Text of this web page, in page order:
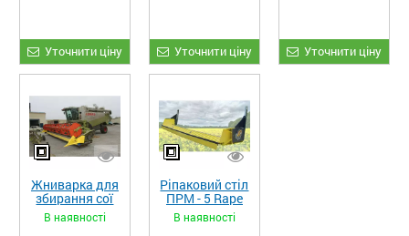
Уточнити ціну Уточнити ціну Уточнити ціну
Жниварка для
збирання сої
та гороху
«ETTARO»
В наявності
Ріпаковий стіл
ПРМ - 5 Rape
Fiore
В наявності